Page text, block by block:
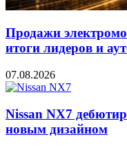
Продажи
итоги лидеров и
07.08.2026
Nissan NX7
новым дизайном